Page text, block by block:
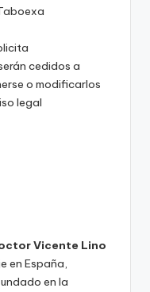
cedidos a
o modificarlos
legal
Vicente Lino
en España,
en la